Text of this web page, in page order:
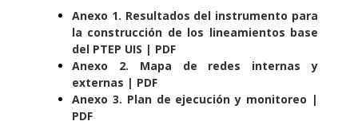
Anexo 1. Resultados del instrumento para
la construcción de los lineamientos base
del PTEP UIS | PDF
Anexo 2. Mapa de redes internas y
externas | PDF
Anexo 3. Plan de ejecución y monitoreo |
PDF